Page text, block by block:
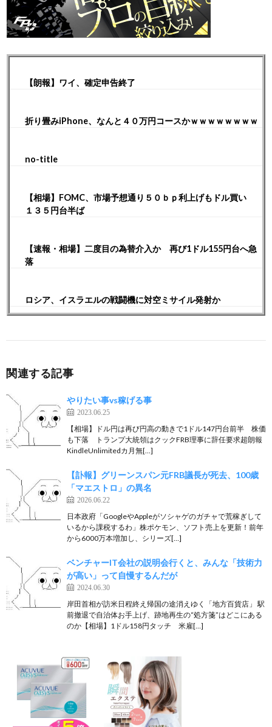
【朗報】ワイ、確定申告終了
折り畳みiPhone、なんと４０万円コースかｗｗｗｗｗｗｗｗ
no-title
【相場】FOMC、市場予想通り５０ｂｐ利上げもドル買い
１３５円台半ば
【速報・相場】二度目の為替介入か 再び1ドル155円台へ急
落
ロシア、イスラエルの戦闘機に対空ミサイル発射か
関連する記事
やりたい事vs稼げる事
2023.06.25
【相場】ドル円は再び円高の動きで1ドル147円台前半 株価
も下落 トランプ大統領はクックFRB理事に辞任要求超朗報
KindleUnlimitedカ月無[…]
【訃報】グリーンスパン元FRB議長が死去、100歳
「マエストロ」の異名
2026.06.22
日本政府「GoogleやAppleがソシャゲのガチャで荒稼ぎして
いるから課税するわ」株ポケモン、ソフト売上を更新！前年
から6000万本増加し、シリーズ[…]
ベンチャーIT会社の説明会行くと、みんな「技術力
が高い」って自慢するんだが
2024.06.30
岸田首相が訪米日程終え帰国の途消えゆく「地方百貨店」 駅
前撤退で自治体お手上げ、跡地再生の“処方箋”はどこにある
のか【相場】1ドル158円タッチ 米雇[…]